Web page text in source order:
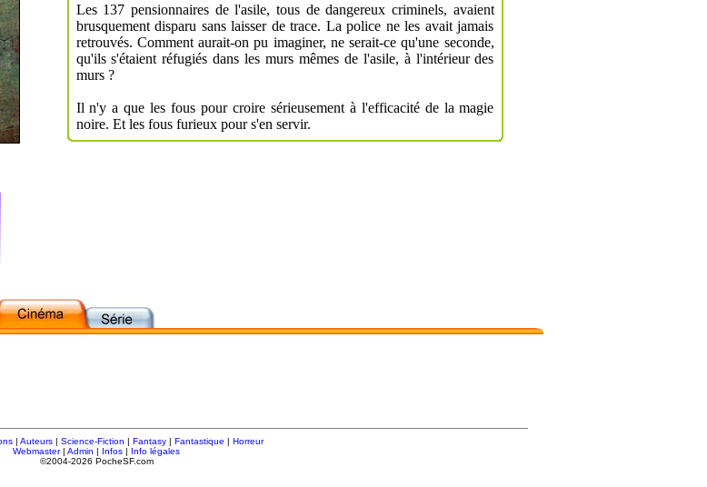
Les 137 pensionnaires de l'asile, tous de dangereux criminels, avaient
brusquement disparu sans laisser de trace. La police ne les avait jamais
retrouvés. Comment aurait-on pu imaginer, ne serait-ce qu'une seconde,
qu'ils s'étaient réfugiés dans les murs mêmes de l'asile, à l'intérieur des
murs ?
Il n'y a que les fous pour croire sérieusement à l'efficacité de la magie
noire. Et les fous furieux pour s'en servir.
| Auteurs | Science-Fiction | Fantasy | Fantastique | Horreur
Webmaster| Admin | Infos | Info légales
©2004-2026 PocheSF.com